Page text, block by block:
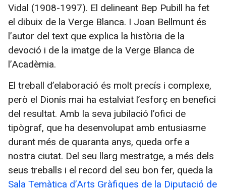
Vidal (1908-1997). El delineant Bep Pubill ha fet
el dibuix de la Verge Blanca. I Joan Bellmunt és
l’autor del text que explica la història de la
devoció i de la imatge de la Verge Blanca de
l’Acadèmia.
El treball d’elaboració és molt precís i complexe,
però el Dionís mai ha estalviat l’esforç en benefici
del resultat. Amb la seva jubilació l’ofici de
tipògraf, que ha desenvolupat amb entusiasme
durant més de quaranta anys, queda orfe a
nostra ciutat. Del seu llarg mestratge, a més dels
seus treballs i el record del seu bon fer, queda la
Sala Temàtica d’Arts Gràfiques de la Diputació de